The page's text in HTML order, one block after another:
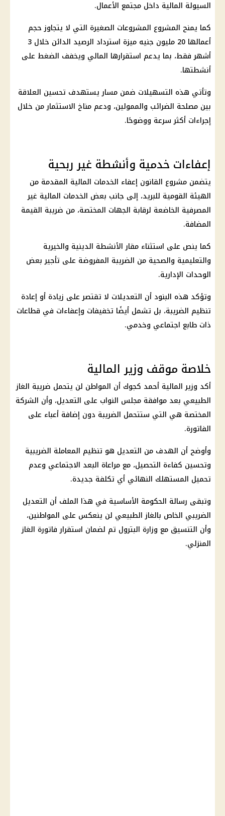
السيولة المالية داخل مجتمع الأعمال.
كما يمنح المشروع المشروعات الصغيرة التي لا يتجاوز حجم
أعمالها 20 مليون جنيه ميزة استرداد الرصيد الدائن خلال 3
أشهر فقط، بما يدعم استقرارها المالي ويخفف الضغط على
أنشطتها.
وتأتي هذه التسهيلات ضمن مسار يستهدف تحسين العلاقة
بين مصلحة الضرائب والممولين، ودعم مناخ الاستثمارمن خلال
إجراءات أكثر سرعة ووضوحًا.
إعفاءات خدمية وأنشطة غير ربحية
يتضمن مشروع القانون إعفاء الخدمات المالية المقدمة من
الهيئة القومية للبريد، إلى جانب بعض الخدمات المالية غير
المصرفية الخاضعة لرقابة الجهات المختصة، من ضريبة القيمة
المضافة.
كما ينص على استثناء مقار الأنشطة الدينية والخيرية
والتعليمية والصحية من الضريبة المفروضة على تأجير بعض
الوحدات الإدارية.
وتؤكد هذه البنود أن التعديلات لا تقتصر على زيادة أو إعادة
تنظيم الضريبة، بل تشمل أيضًا تخفيفات وإعفاءات في قطاعات
ذات طابع اجتماعي وخدمي.
خلاصة موقف وزير المالية
أكد وزير المالية أحمد كجوك أن المواطن لن يتحمل ضريبة الغاز
الطبيعي بعد موافقة مجلس النواب على التعديل، وأن الشركة
المختصة هي التي ستتحمل الضريبة دون إضافة أعباء على
الفاتورة.
وأوضح أن الهدف من التعديل هو تنظيم المعاملة الضريبية
وتحسين كفاءة التحصيل، مع مراعاة البعد الاجتماعي وعدم
تحميل المستهلك النهائي أي تكلفة جديدة.
وتبقى رسالة الحكومة الأساسية في هذا الملف أن التعديل
الضريبي الخاص بالغاز الطبيعي لن ينعكس على المواطنين،
وأن التنسيق مع وزارة البترول تم لضمان استقرار فاتورة الغاز
المنزلي.